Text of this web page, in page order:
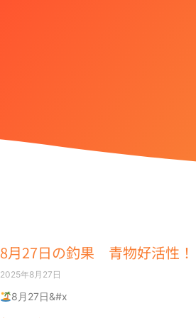
8月27日の釣果 青物好活性！
2025年8月27日
8月27日&#x